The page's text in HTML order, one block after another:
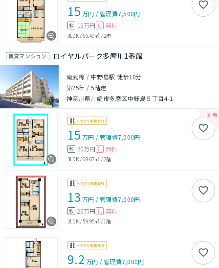
15 万円 /管理費7,500円
敷 15万円 礼 無料
3LDK/65.49㎡ /2階
賃貸マンション ロイヤルパーク多摩川1番館
南武線 / 中野島駅 徒歩10分
築25年 /5階建
神奈川県川崎市多摩区中野島５丁目4-1
15 万円 /管理費7,000円
敷 30万円 礼 無料
3LDK/68.67㎡ /2階
13 万円 /管理費7,000円
敷 26万円 礼 無料
2LDK/59.95㎡ /1階
9.2 万円 /管理費7,000円